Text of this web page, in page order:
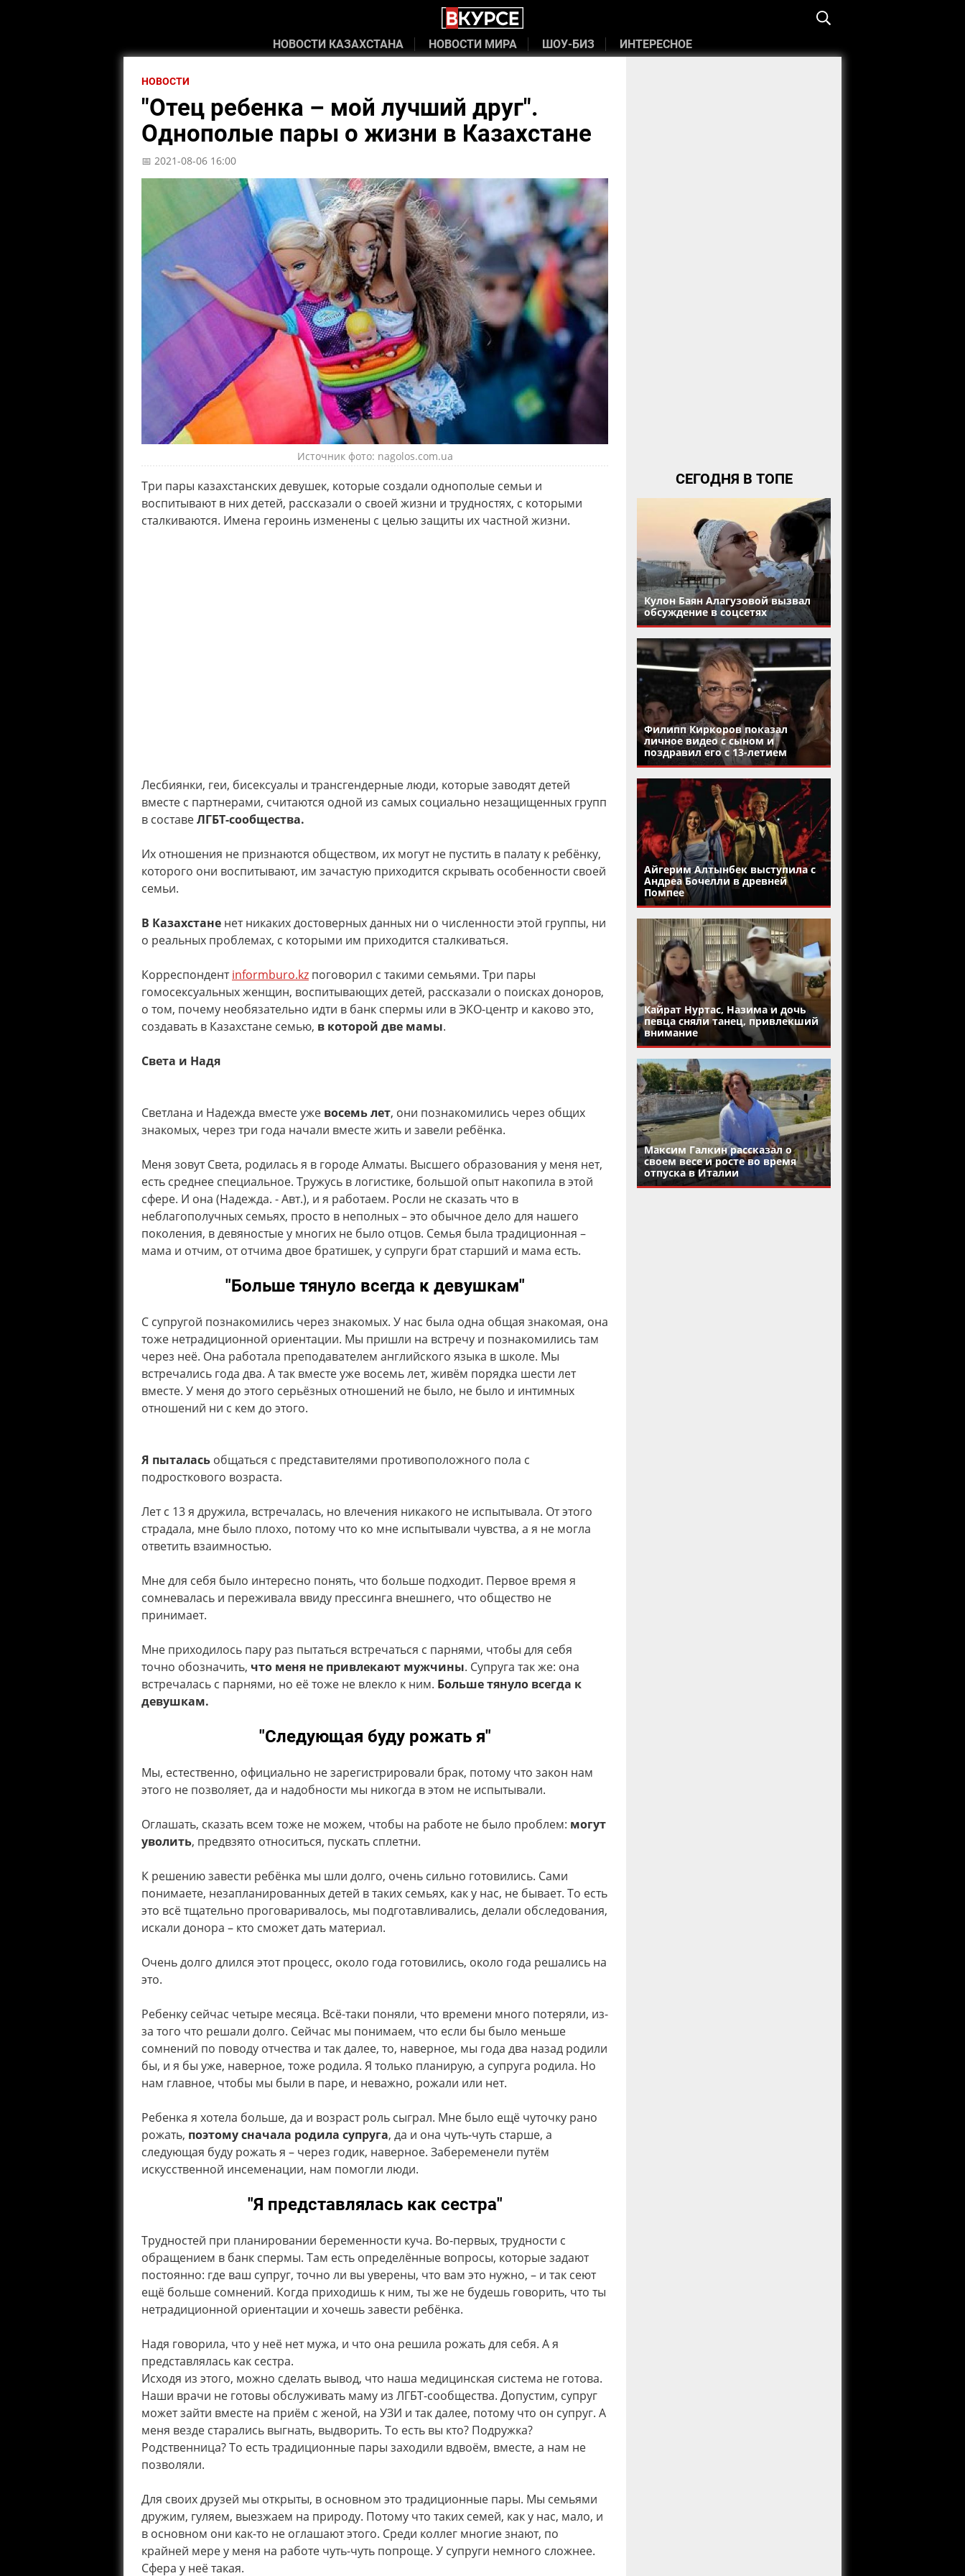
НОВОСТИ КАЗАХСТАНА НОВОСТИ МИРА ШОУ-БИЗ ИНТЕРЕСНОЕ
НОВОСТИ
"Отец ребенка – мой лучший друг".
Однополые пары о жизни в Казахстане
📅 2021-08-06 16:00
Источник фото: nagolos.com.ua
Три пары казахстанских девушек, которые создали однополые семьи и
воспитывают в них детей, рассказали о своей жизни и трудностях, с которыми
сталкиваются. Имена героинь изменены с целью защиты их частной жизни.
Лесбиянки, геи, бисексуалы и трансгендерные люди, которые заводят детей
вместе с партнерами, считаются одной из самых социально незащищенных групп
в составеЛГБТ-сообщества.
Их отношения не признаются обществом, их могут не пустить в палату к ребёнку,
которого они воспитывают, им зачастую приходится скрывать особенности своей
семьи.
В Казахстане нет никаких достоверных данных ни о численности этой группы, ни
о реальных проблемах, с которыми им приходится сталкиваться.
Корреспондентinformburo.kz поговорил с такими семьями. Три пары
гомосексуальных женщин, воспитывающих детей, рассказали о поисках доноров,
о том, почему необязательно идти в банк спермы или в ЭКО-центр и каково это,
создавать в Казахстане семью, в которой две мамы.
Света и Надя
Светлана и Надежда вместе уже восемь лет, они познакомились через общих
знакомых, через три года начали вместе жить и завели ребёнка.
Меня зовут Света, родилась я в городе Алматы. Высшего образования у меня нет,
есть среднее специальное. Тружусь в логистике, большой опыт накопила в этой
сфере. И она (Надежда. - Авт.), и я работаем. Росли не сказать что в
неблагополучных семьях, просто в неполных – это обычное дело для нашего
поколения, в девяностые у многих не было отцов. Семья была традиционная –
мама и отчим, от отчима двое братишек, у супруги брат старший и мама есть.
"Больше тянуло всегда к девушкам"
С супругой познакомились через знакомых. У нас была одна общая знакомая, она
тоже нетрадиционной ориентации. Мы пришли на встречу и познакомились там
через неё. Она работала преподавателем английского языка в школе. Мы
встречались года два. А так вместе уже восемь лет, живём порядка шести лет
вместе. У меня до этого серьёзных отношений не было, не было и интимных
отношений ни с кем до этого.
Я пыталась общаться с представителями противоположного пола с
подросткового возраста.
Лет с 13 я дружила, встречалась, но влечения никакого не испытывала. От этого
страдала, мне было плохо, потому что ко мне испытывали чувства, а я не могла
ответить взаимностью.
Мне для себя было интересно понять, что больше подходит. Первое время я
сомневалась и переживала ввиду прессинга внешнего, что общество не
принимает.
Мне приходилось пару раз пытаться встречаться с парнями, чтобы для себя
точно обозначить, что меня не привлекают мужчины. Супруга так же: она
встречалась с парнями, но её тоже не влекло к ним. Больше тянуло всегда к
девушкам.
"Следующая буду рожать я"
Мы, естественно, официально не зарегистрировали брак, потому что закон нам
этого не позволяет, да и надобности мы никогда в этом не испытывали.
Оглашать, сказать всем тоже не можем, чтобы на работе не было проблем: могут
уволить, предвзято относиться, пускать сплетни.
К решению завести ребёнка мы шли долго, очень сильно готовились. Сами
понимаете, незапланированных детей в таких семьях, как у нас, не бывает. То есть
это всё тщательно проговаривалось, мы подготавливались, делали обследования,
искали донора – кто сможет дать материал.
Очень долго длился этот процесс, около года готовились, около года решались на
это.
Ребенку сейчас четыре месяца. Всё-таки поняли, что времени много потеряли, из-
за того что решали долго. Сейчас мы понимаем, что если бы было меньше
сомнений по поводу отчества и так далее, то, наверное, мы года два назад родили
бы, и я бы уже, наверное, тоже родила. Я только планирую, а супруга родила. Но
нам главное, чтобы мы были в паре, и неважно, рожали или нет.
Ребенка я хотела больше, да и возраст роль сыграл. Мне было ещё чуточку рано
рожать, поэтому сначала родила супруга, да и она чуть-чуть старше, а
следующая буду рожать я – через годик, наверное. Забеременели путём
искусственной инсеменации, нам помогли люди.
"Я представлялась как сестра"
Трудностей при планировании беременности куча. Во-первых, трудности с
обращением в банк спермы. Там есть определённые вопросы, которые задают
постоянно: где ваш супруг, точно ли вы уверены, что вам это нужно, – и так сеют
ещё больше сомнений. Когда приходишь к ним, ты же не будешь говорить, что ты
нетрадиционной ориентации и хочешь завести ребёнка.
Надя говорила, что у неё нет мужа, и что она решила рожать для себя. А я
представлялась как сестра.
Исходя из этого, можно сделать вывод, что наша медицинская система не готова.
Наши врачи не готовы обслуживать маму из ЛГБТ-сообщества. Допустим, супруг
может зайти вместе на приём с женой, на УЗИ и так далее, потому что он супруг. А
меня везде старались выгнать, выдворить. То есть вы кто? Подружка?
Родственница? То есть традиционные пары заходили вдвоём, вместе, а нам не
позволяли.
Для своих друзей мы открыты, в основном это традиционные пары. Мы семьями
дружим, гуляем, выезжаем на природу. Потому что таких семей, как у нас, мало, и
в основном они как-то не оглашают этого. Среди коллег многие знают, по
крайней мере у меня на работе чуть-чуть попроще. У супруги немного сложнее.
Сфера у неё такая.
СЕГОДНЯ В ТОПЕ
Кулон Баян Алагузовой вызвал
обсуждение в соцсетях
Филипп Киркоров показал
личное видео с сыном и
поздравил его с 13-летием
Айгерим Алтынбек выступила с
Андреа Бочелли в древней
Помпее
Кайрат Нуртас, Назима и дочь
певца сняли танец, привлекший
внимание
Максим Галкин рассказал о
своем весе и росте во время
отпуска в Италии